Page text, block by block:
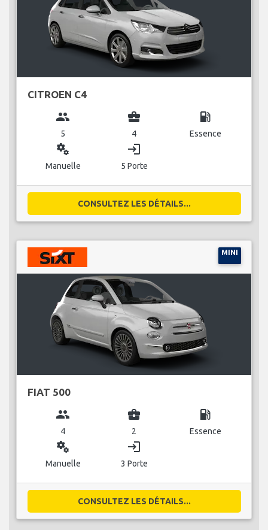
CITROEN C4
group
5
business_center
4
local_gas_station
Essence
miscellaneous_services
Manuelle
login
5 Porte
CONSULTEZ LES DÉTAILS...
MINI
FIAT 500
group
4
business_center
2
local_gas_station
Essence
miscellaneous_services
Manuelle
login
3 Porte
CONSULTEZ LES DÉTAILS...